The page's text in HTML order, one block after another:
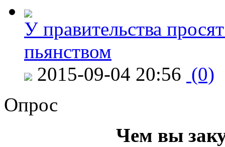
У правительства
пьянством
2015-09-04 20:56 (0)
Опрос
Чем вы